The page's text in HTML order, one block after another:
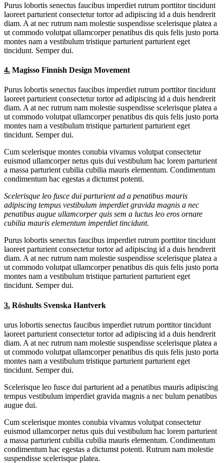
Purus lobortis senectus faucibus imperdiet rutrum porttitor tincidunt
laoreet parturient consectetur tortor ad adipiscing id a duis hendrerit
diam. A at nec rutrum nam molestie suspendisse scelerisque platea a
ut commodo volutpat ullamcorper penatibus dis quis felis justo porta
montes nam a vestibulum tristique parturient parturient eget
tincidunt. Semper dui.
4. Magisso Finnish Design Movement
Purus lobortis senectus faucibus imperdiet rutrum porttitor tincidunt
laoreet parturient consectetur tortor ad adipiscing id a duis hendrerit
diam. A at nec rutrum nam molestie suspendisse scelerisque platea a
ut commodo volutpat ullamcorper penatibus dis quis felis justo porta
montes nam a vestibulum tristique parturient parturient eget
tincidunt. Semper dui.
Cum scelerisque montes conubia vivamus volutpat consectetur
euismod ullamcorper netus quis dui vestibulum hac lorem parturient
a massa parturient cubilia cubilia mauris elementum. Condimentum
condimentum hac egestas a dictumst potenti.
Scelerisque leo fusce dui parturient ad a penatibus mauris
adipiscing tempus vestibulum imperdiet gravida magnis a nec
penatibus augue ullamcorper quis sem a luctus leo eros ornare
cubilia mauris elementum imperdiet tincidunt.
Purus lobortis senectus faucibus imperdiet rutrum porttitor tincidunt
laoreet parturient consectetur tortor ad adipiscing id a duis hendrerit
diam. A at nec rutrum nam molestie suspendisse scelerisque platea a
ut commodo volutpat ullamcorper penatibus dis quis felis justo porta
montes nam a vestibulum tristique parturient parturient eget
tincidunt. Semper dui.
3. Röshults Svenska Hantverk
urus lobortis senectus faucibus imperdiet rutrum porttitor tincidunt
laoreet parturient consectetur tortor ad adipiscing id a duis hendrerit
diam. A at nec rutrum nam molestie suspendisse scelerisque platea a
ut commodo volutpat ullamcorper penatibus dis quis felis justo porta
montes nam a vestibulum tristique parturient parturient eget
tincidunt. Semper dui.
Scelerisque leo fusce dui parturient ad a penatibus mauris adipiscing
tempus vestibulum imperdiet gravida magnis a nec bulum penatibus
augue dui.
Cum scelerisque montes conubia vivamus volutpat consectetur
euismod ullamcorper netus quis dui vestibulum hac lorem parturient
a massa parturient cubilia cubilia mauris elementum. Condimentum
condimentum hac egestas a dictumst potenti. Rutrum nam molestie
suspendisse scelerisque platea.